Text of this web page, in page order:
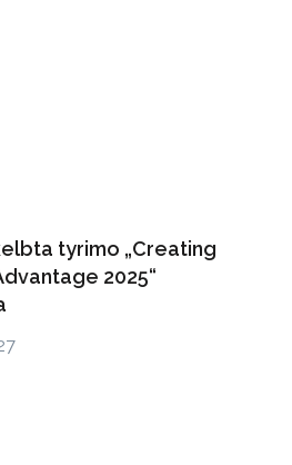
tyrimo „Creating
2025“